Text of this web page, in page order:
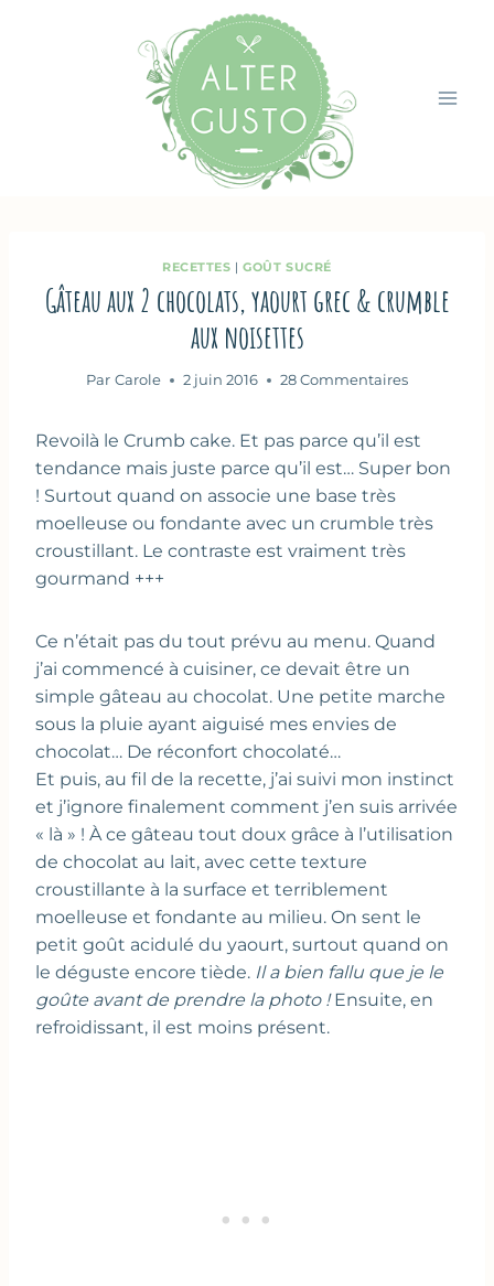
RECETTES |GOÛT SUCRÉ
Gâteau aux 2 chocolats, yaourt grec & crumble
aux noisettes
Par Carole 2 juin 2016 28 Commentaires
Revoilà le Crumb cake. Et pas parce qu’il est
tendance mais juste parce qu’il est… Super bon
! Surtout quand on associe une base très
moelleuse ou fondante avec un crumble très
croustillant. Le contraste est vraiment très
gourmand +++
Ce n’était pas du tout prévu au menu. Quand
j’ai commencé à cuisiner, ce devait être un
simple gâteau au chocolat. Une petite marche
sous la pluie ayant aiguisé mes envies de
chocolat… De réconfort chocolaté…
Et puis, au fil de la recette, j’ai suivi mon instinct
et j’ignore finalement comment j’en suis arrivée
« là » ! À ce gâteau tout doux grâce à l’utilisation
de chocolat au lait, avec cette texture
croustillante à la surface et terriblement
moelleuse et fondante au milieu. On sent le
petit goût acidulé du yaourt, surtout quand on
le déguste encore tiède. Il a bien fallu que je le
goûte avant de prendre la photo !Ensuite, en
refroidissant, il est moins présent.